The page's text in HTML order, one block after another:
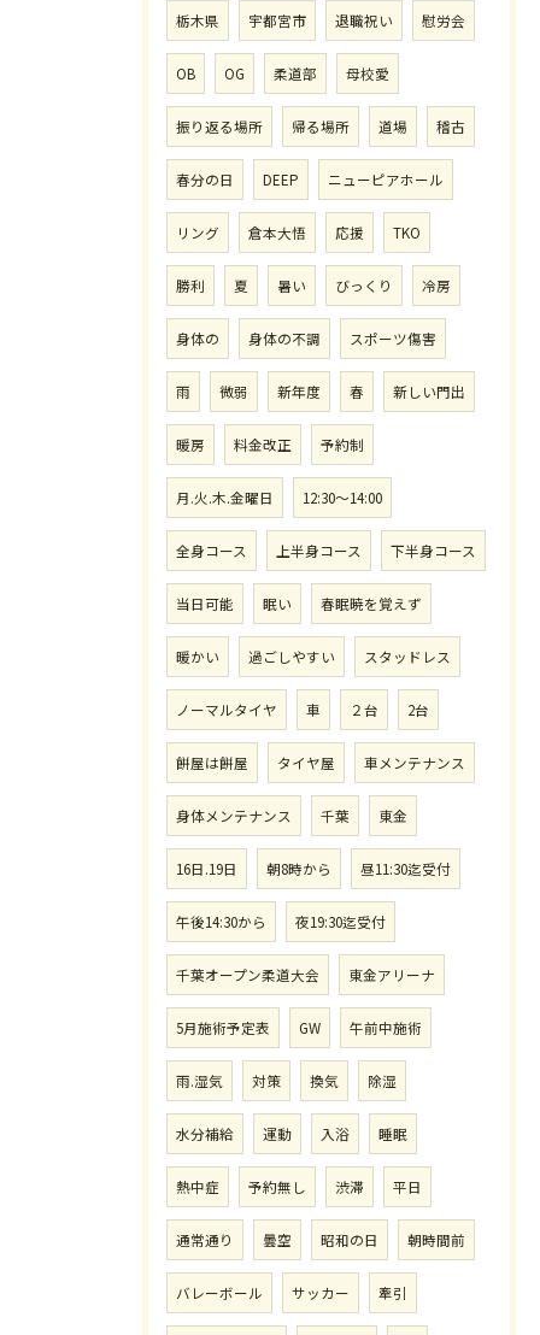
栃木県 宇都宮市 退職祝い 慰労会
OB OG 柔道部 母校愛
振り返る場所 帰る場所 道場 稽古
春分の日 DEEP ニューピアホール
リング 倉本大悟 応援 TKO
勝利 夏 暑い びっくり 冷房
身体の 身体の不調 スポーツ傷害
雨 微弱 新年度 春 新しい門出
暖房 料金改正 予約制
月.火.木.金曜日 12:30〜14:00
全身コース 上半身コース 下半身コース
当日可能 眠い 春眠暁を覚えず
暖かい 過ごしやすい スタッドレス
ノーマルタイヤ 車 ２台 2台
餅屋は餅屋 タイヤ屋 車メンテナンス
身体メンテナンス 千葉 東金
16日.19日 朝8時から 昼11:30迄受付
午後14:30から 夜19:30迄受付
千葉オープン柔道大会 東金アリーナ
5月施術予定表 GW 午前中施術
雨.湿気 対策 換気 除湿
水分補給 運動 入浴 睡眠
熱中症 予約無し 渋滞 平日
通常通り 曇空 昭和の日 朝時間前
バレーボール サッカー 牽引